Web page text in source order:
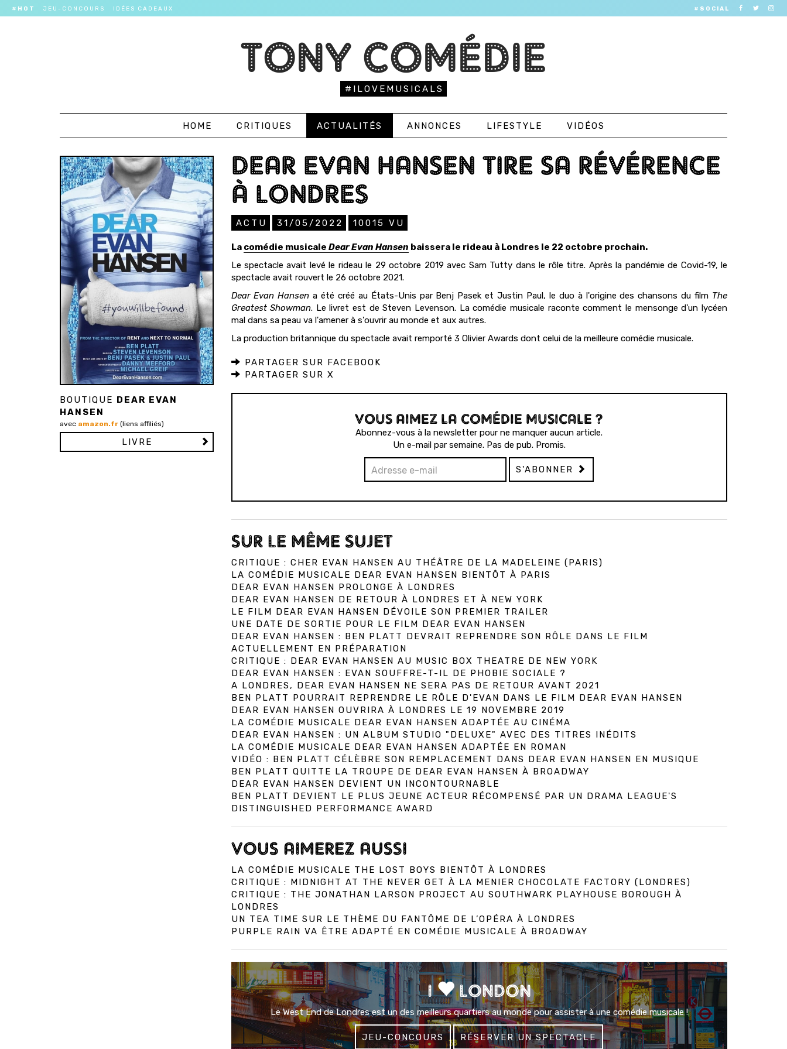
#SOCIAL
#HOT JEU-CONCOURS IDÉES CADEAUX
TONY COMÉDIE
#ILOVEMUSICALS
HOME CRITIQUES ACTUALITÉS ANNONCES LIFESTYLE VIDÉOS
BOUTIQUE DEAR EVAN
HANSEN
avec amazon.fr (liens affiliés)
LIVRE
DEAR EVAN HANSEN TIRE SA RÉVÉRENCE
À LONDRES
ACTU 31/05/2022 10015 VU
La comédie musicale Dear Evan Hansen baissera le rideau à Londres le 22 octobre prochain.
Le spectacle avait levé le rideau le 29 octobre 2019 avec Sam Tutty dans le rôle titre. Après la pandémie de Covid-19, le
spectacle avait rouvert le 26 octobre 2021.
Dear Evan Hansen a été créé au États-Unis par Benj Pasek et Justin Paul, le duo à l'origine des chansons du film The
Greatest Showman. Le livret est de Steven Levenson. La comédie musicale raconte comment le mensonge d'un lycéen
mal dans sa peau va l'amener à s'ouvrir au monde et aux autres.
La production britannique du spectacle avait remporté 3 Olivier Awards dont celui de la meilleure comédie musicale.
PARTAGER SUR FACEBOOK
PARTAGER SUR X
VOUS AIMEZ LA COMÉDIE MUSICALE ?
Abonnez-vous à la newsletter pour ne manquer aucun article.
Un e-mail par semaine. Pas de pub. Promis.
S'ABONNER
SUR LE MÊME SUJET
CRITIQUE : CHER EVAN HANSEN AU THÉÂTRE DE LA MADELEINE (PARIS)
LA COMÉDIE MUSICALE DEAR EVAN HANSEN BIENTÔT À PARIS
DEAR EVAN HANSEN PROLONGE À LONDRES
DEAR EVAN HANSEN DE RETOUR À LONDRES ET À NEW YORK
LE FILM DEAR EVAN HANSEN DÉVOILE SON PREMIER TRAILER
UNE DATE DE SORTIE POUR LE FILM DEAR EVAN HANSEN
DEAR EVAN HANSEN : BEN PLATT DEVRAIT REPRENDRE SON RÔLE DANS LE FILM
ACTUELLEMENT EN PRÉPARATION
CRITIQUE : DEAR EVAN HANSEN AU MUSIC BOX THEATRE DE NEW YORK
DEAR EVAN HANSEN : EVAN SOUFFRE-T-IL DE PHOBIE SOCIALE ?
A LONDRES, DEAR EVAN HANSEN NE SERA PAS DE RETOUR AVANT 2021
BEN PLATT POURRAIT REPRENDRE LE RÔLE D'EVAN DANS LE FILM DEAR EVAN HANSEN
DEAR EVAN HANSEN OUVRIRA À LONDRES LE 19 NOVEMBRE 2019
LA COMÉDIE MUSICALE DEAR EVAN HANSEN ADAPTÉE AU CINÉMA
DEAR EVAN HANSEN : UN ALBUM STUDIO "DELUXE" AVEC DES TITRES INÉDITS
LA COMÉDIE MUSICALE DEAR EVAN HANSEN ADAPTÉE EN ROMAN
VIDÉO : BEN PLATT CÉLÈBRE SON REMPLACEMENT DANS DEAR EVAN HANSEN EN MUSIQUE
BEN PLATT QUITTE LA TROUPE DE DEAR EVAN HANSEN À BROADWAY
DEAR EVAN HANSEN DEVIENT UN INCONTOURNABLE
BEN PLATT DEVIENT LE PLUS JEUNE ACTEUR RÉCOMPENSÉ PAR UN DRAMA LEAGUE'S
DISTINGUISHED PERFORMANCE AWARD
VOUS AIMEREZ AUSSI
LA COMÉDIE MUSICALE THE LOST BOYS BIENTÔT À LONDRES
CRITIQUE : MIDNIGHT AT THE NEVER GET À LA MENIER CHOCOLATE FACTORY (LONDRES)
CRITIQUE : THE JONATHAN LARSON PROJECT AU SOUTHWARK PLAYHOUSE BOROUGH À
LONDRES
UN TEA TIME SUR LE THÈME DU FANTÔME DE L’OPÉRA À LONDRES
PURPLE RAIN VA ÊTRE ADAPTÉ EN COMÉDIE MUSICALE À BROADWAY
I LONDON
Le West End de Londres est un des meilleurs quartiers au monde pour assister à une comédie musicale !
JEU-CONCOURS RÉSERVER UN SPECTACLE